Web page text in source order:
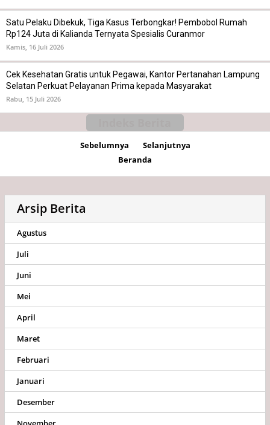
Satu Pelaku Dibekuk, Tiga Kasus Terbongkar! Pembobol Rumah
Rp124 Juta di Kalianda Ternyata Spesialis Curanmor
Kamis, 16 Juli 2026
Cek Kesehatan Gratis untuk Pegawai, Kantor Pertanahan Lampung
Selatan Perkuat Pelayanan Prima kepada Masyarakat
Rabu, 15 Juli 2026
Sebelumnya
Selanjutnya
Beranda
Arsip Berita
Agustus
Juli
Juni
Mei
April
Maret
Februari
Januari
Desember